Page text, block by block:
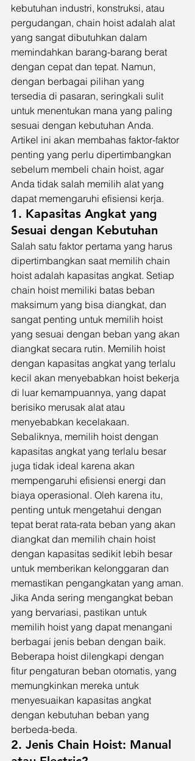
kebutuhan industri, konstruksi, atau
pergudangan, chain hoist adalah alat
yang sangat dibutuhkan dalam
memindahkan barang-barang berat
dengan cepat dan tepat. Namun,
dengan berbagai pilihan yang
tersedia di pasaran, seringkali sulit
untuk menentukan mana yang paling
sesuai dengan kebutuhan Anda.
Artikel ini akan membahas faktor-faktor
penting yang perlu dipertimbangkan
sebelum membeli chain hoist, agar
Anda tidak salah memilih alat yang
dapat memengaruhi efisiensi kerja.
1. Kapasitas Angkat yang
Sesuai dengan Kebutuhan
Salah satu faktor pertama yang harus
dipertimbangkan saat memilih chain
hoist adalah kapasitas angkat. Setiap
chain hoist memiliki batas beban
maksimum yang bisa diangkat, dan
sangat penting untuk memilih hoist
yang sesuai dengan beban yang akan
diangkat secara rutin. Memilih hoist
dengan kapasitas angkat yang terlalu
kecil akan menyebabkan hoist bekerja
di luar kemampuannya, yang dapat
berisiko merusak alat atau
menyebabkan kecelakaan.
Sebaliknya, memilih hoist dengan
kapasitas angkat yang terlalu besar
juga tidak ideal karena akan
mempengaruhi efisiensi energi dan
biaya operasional. Oleh karena itu,
penting untuk mengetahui dengan
tepat berat rata-rata beban yang akan
diangkat dan memilih chain hoist
dengan kapasitas sedikit lebih besar
untuk memberikan kelonggaran dan
memastikan pengangkatan yang aman.
Jika Anda sering mengangkat beban
yang bervariasi, pastikan untuk
memilih hoist yang dapat menangani
berbagai jenis beban dengan baik.
Beberapa hoist dilengkapi dengan
fitur pengaturan beban otomatis, yang
memungkinkan mereka untuk
menyesuaikan kapasitas angkat
dengan kebutuhan beban yang
berbeda-beda.
2. Jenis Chain Hoist: Manual